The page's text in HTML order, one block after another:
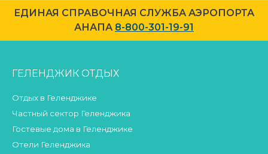
ЕДИНАЯ СПРАВОЧНАЯ СЛУЖБА АЭРОПОРТА
АНАПА 8-800-301-19-91
ГЕЛЕНДЖИК ОТДЫХ
Отдых в Геленджике
Частный сектор Геленджика
Гостевые дома в Геленджике
Отели Геленджика